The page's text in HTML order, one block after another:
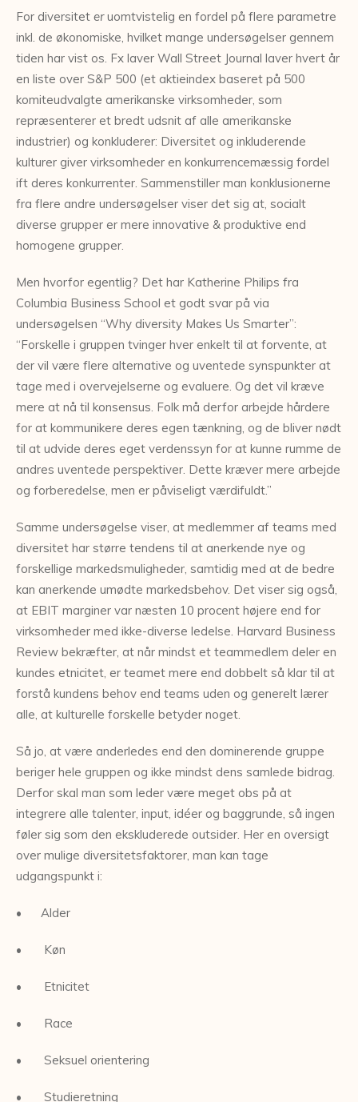
For diversitet eruomtvistelig en fordel på flere parametre
inkl. de økonomiske, hvilket mange undersøgelser gennem
tiden har vist os. Fx laver Wall Street Journal laver hvert år
en liste over S&P 500 (et aktieindex baseret på 500
komiteudvalgte amerikanske virksomheder, som
repræsenterer et bredt udsnit af alle amerikanske
industrier) og konkluderer: Diversitet og inkluderende
kulturer giver virksomheder en konkurrencemæssig fordel
ift deres konkurrenter. Sammenstiller man konklusionerne
fra flere andre undersøgelser viser det sig at, socialt
diverse grupper er mere innovative & produktive end
homogene grupper.
Men hvorfor egentlig? Det har Katherine Philips fra
Columbia Business School et godt svar på via
undersøgelsen “Why diversity Makes Us Smarter”:
“Forskelle i gruppen tvinger hver enkelt til at forvente, at
der vil være flere alternative og uventede synspunkter at
tage med i overvejelserne og evaluere. Og det vil kræve
mere at nå til konsensus. Folk må derfor arbejde hårdere
for at kommunikere deres egen tænkning, og de bliver nødt
til at udvide deres eget verdenssyn for at kunne rumme de
andres uventede perspektiver. Dette kræver mere arbejde
og forberedelse, men er påviseligt værdifuldt.”
Samme undersøgelse viser, at medlemmer af teams med
diversitet har større tendens til at anerkende nye og
forskellige markedsmuligheder, samtidig med at de bedre
kan anerkende umødte markedsbehov. Det viser sig også,
at EBIT marginer var næsten 10 procent højere end for
virksomheder med ikke-diverse ledelse. Harvard Business
Review bekræfter, at når mindst et teammedlem deler en
kundes etnicitet, er teamet mere end dobbelt så klar til at
forstå kundens behov end teams uden og generelt lærer
alle, at kulturelle forskelle betyder noget.
Så jo, at være anderledes end den dominerende gruppe
beriger hele gruppen og ikke mindst dens samlede bidrag.
Derfor skal man som leder være meget obs på at
integrere alle talenter, input, idéer og baggrunde, så ingen
føler sig som den ekskluderede outsider. Her en oversigt
over mulige diversitetsfaktorer, man kan tage
udgangspunkt i:
• Alder
• Køn
• Etnicitet
• Race
• Seksuel orientering
• Studieretning